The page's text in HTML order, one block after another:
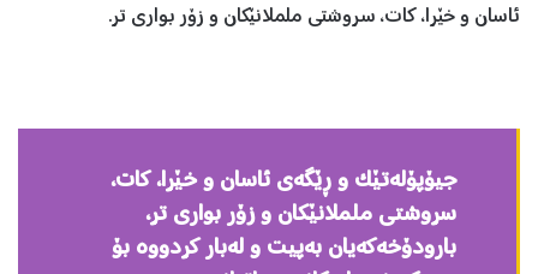
ئاسان و خێرا، کات، سروشتی ململانێکان و زۆر بواری تر.
جیۆپۆلەتێک و ڕێگەی ئاسان و خێرا، کات،
سروشتی ململانێکان و زۆر بواری تر،
بارودۆخەکەیان بەپیت و لەبار كردووه‌ بۆ